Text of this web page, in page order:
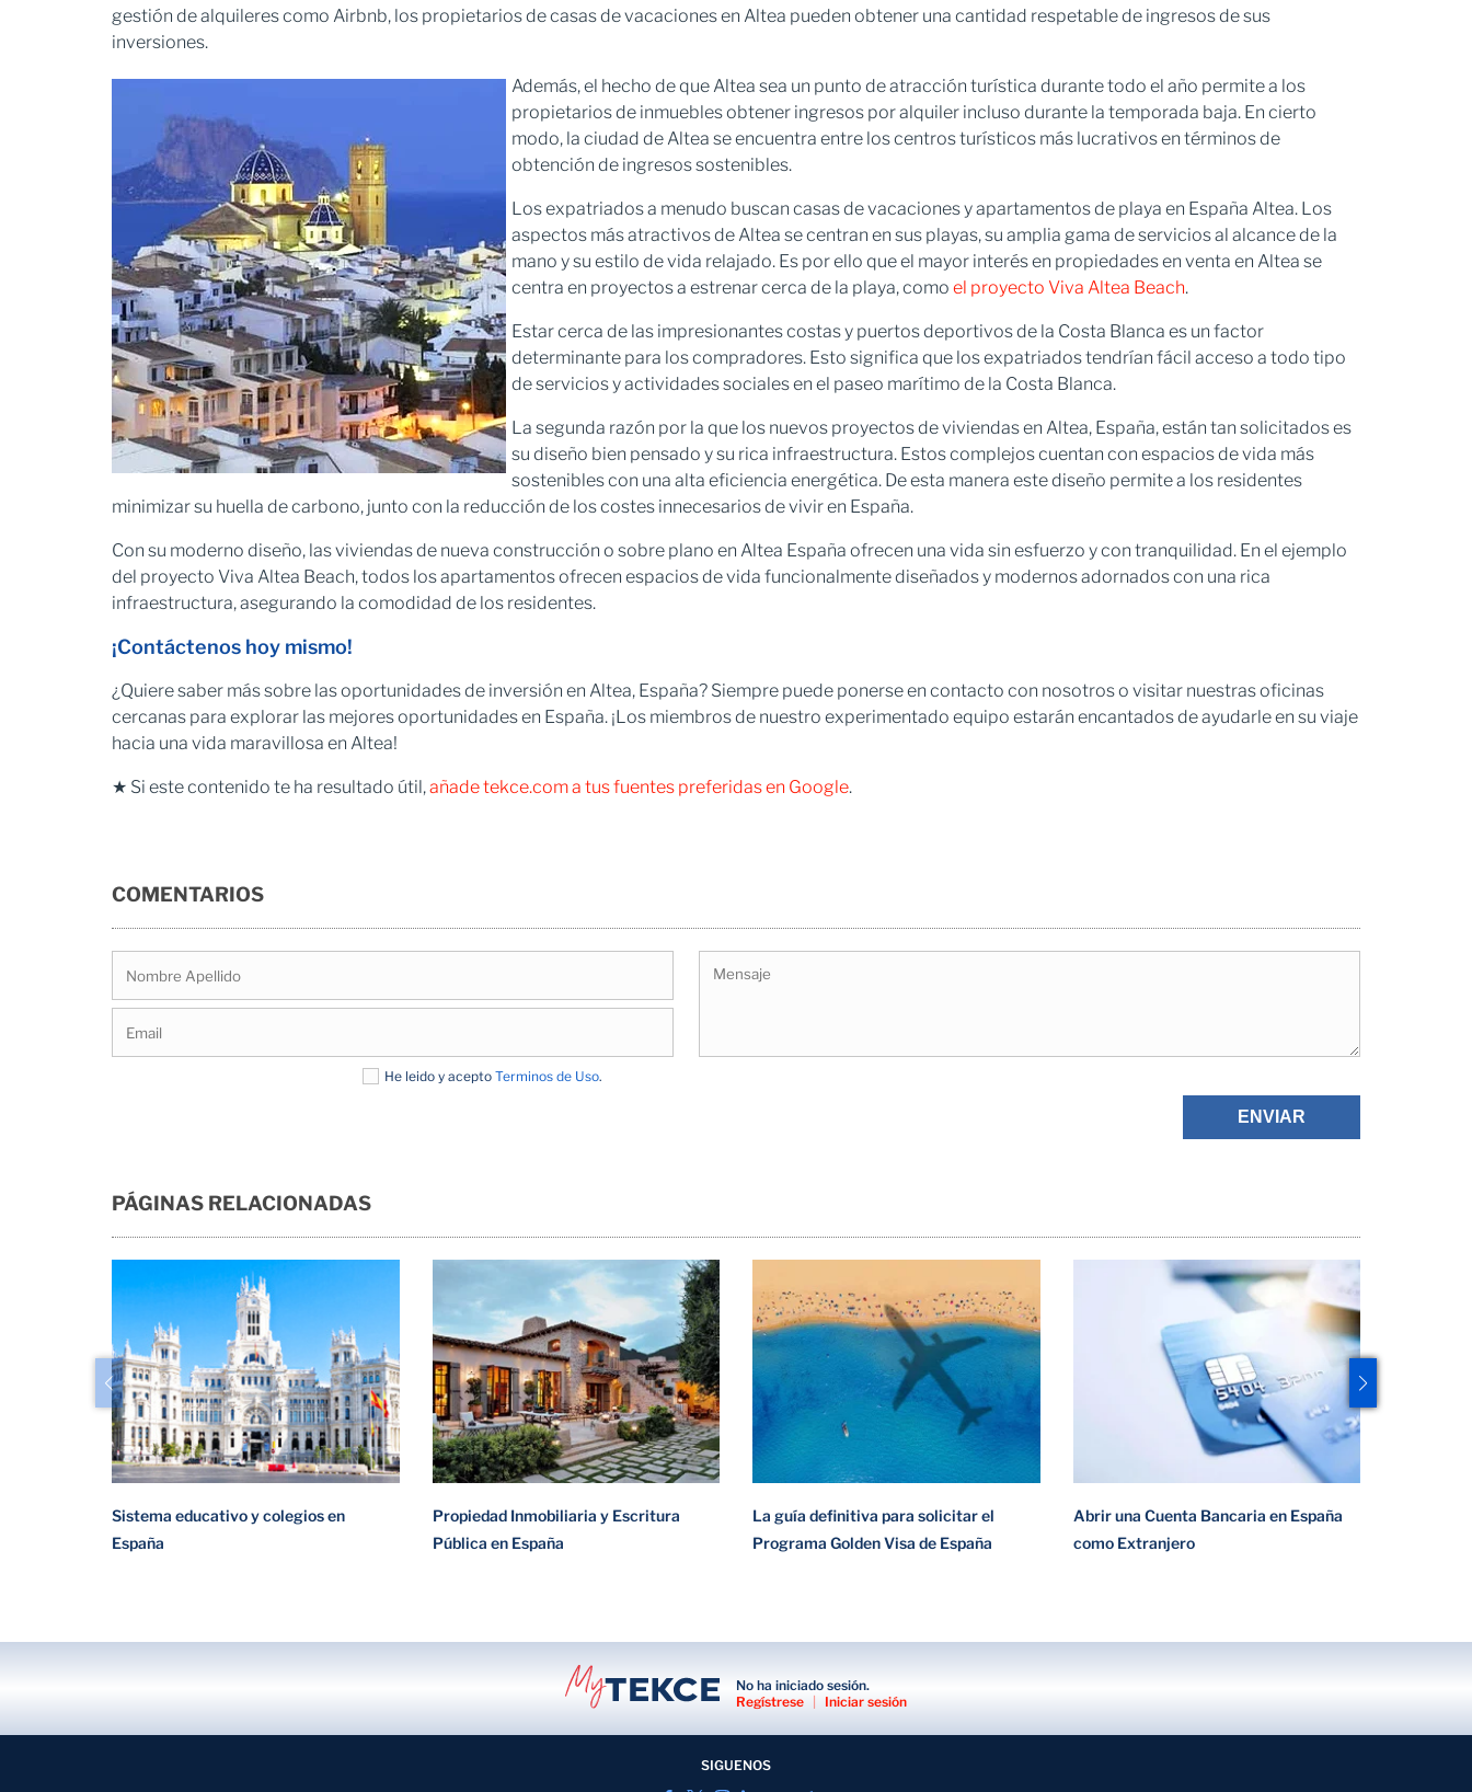
gestión de alquileres como Airbnb, los propietarios de casas de vacaciones en Altea pueden obtener una cantidad respetable de ingresos de sus
inversiones.
Además, el hecho de que Altea sea un punto de atracción turística durante todo el año permite a los
propietarios de inmuebles obtener ingresos por alquiler incluso durante la temporada baja. En cierto
modo, la ciudad de Altea se encuentra entre los centros turísticos más lucrativos en términos de
obtención de ingresos sostenibles.
Los expatriados a menudo buscan casas de vacaciones y apartamentos de playa en España Altea. Los
aspectos más atractivos de Altea se centran en sus playas, su amplia gama de servicios al alcance de la
mano y su estilo de vida relajado. Es por ello que el mayor interés en propiedades en venta en Altea se
centra en proyectos a estrenar cerca de la playa, como el proyecto Viva Altea Beach.
Estar cerca de las impresionantes costas y puertos deportivos de la Costa Blanca es un factor
determinante para los compradores. Esto significa que los expatriados tendrían fácil acceso a todo tipo
de servicios y actividades sociales en el paseo marítimo de la Costa Blanca.
La segunda razón por la que los nuevos proyectos de viviendas en Altea, España, están tan solicitados es
su diseño bien pensado y su rica infraestructura. Estos complejos cuentan con espacios de vida más
sostenibles con una alta eficiencia energética. De esta manera este diseño permite a los residentes
minimizar su huella de carbono, junto con la reducción de los costes innecesarios de vivir en España.
Con su moderno diseño, las viviendas de nueva construcción o sobre plano en Altea España ofrecen una vida sin esfuerzo y con tranquilidad. En el ejemplo
del proyecto Viva Altea Beach, todos los apartamentos ofrecen espacios de vida funcionalmente diseñados y modernos adornados con una rica
infraestructura, asegurando la comodidad de los residentes.
¡Contáctenos hoy mismo!
¿Quiere saber más sobre las oportunidades de inversión en Altea, España? Siempre puede ponerse en contacto con nosotros o visitar nuestras oficinas
cercanas para explorar las mejores oportunidades en España. ¡Los miembros de nuestro experimentado equipo estarán encantados de ayudarle en su viaje
hacia una vida maravillosa en Altea!
★ Si este contenido te ha resultado útil,añade tekce.com a tus fuentes preferidas en Google.
COMENTARIOS
He leido y acepto Terminos de Uso.
ENVIAR
PÁGINAS RELACIONADAS
Sistema educativo y colegios en
España
Propiedad Inmobiliaria y Escritura
Pública en España
La guía definitiva para solicitar el
Programa Golden Visa de España
Abrir una Cuenta Bancaria en España
como Extranjero
No ha iniciado sesión.
Regístrese | Iniciar sesión
SIGUENOS